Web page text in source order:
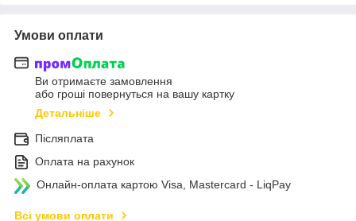
Умови оплати
Ви отримаєте замовлення
або гроші повернуться на вашу картку
Детальніше
Післяплата
Оплата на рахунок
Онлайн-оплата картою Visa, Mastercard - LiqPay
Всі умови оплати